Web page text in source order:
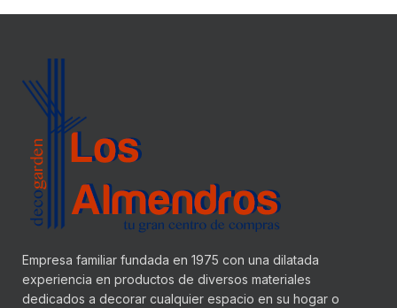
Empresa familiar fundada en 1975 con una dilatada
experiencia en productos de diversos materiales
dedicados a decorar cualquier espacio en su hogar o